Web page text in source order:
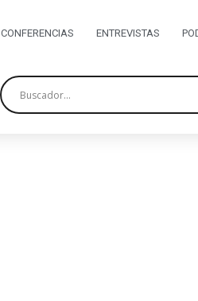
CONFERENCIAS ENTREVISTAS